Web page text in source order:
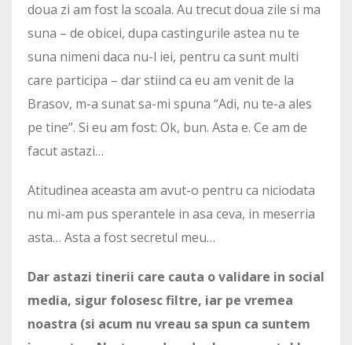
doua zi am fost la scoala. Au trecut doua zile si ma
suna – de obicei, dupa castingurile astea nu te
suna nimeni daca nu-l iei, pentru ca sunt multi
care participa – dar stiind ca eu am venit de la
Brasov, m-a sunat sa-mi spuna “Adi, nu te-a ales
pe tine”. Si eu am fost: Ok, bun. Asta e. Ce am de
facut astazi…
Atitudinea aceasta am avut-o pentru ca niciodata
nu mi-am pus sperantele in asa ceva, in meserria
asta… Asta a fost secretul meu…
Dar astazi tinerii care cauta o validare in social
media, sigur folosesc filtre, iar pe vremea
noastra (si acum nu vreau sa spun ca suntem